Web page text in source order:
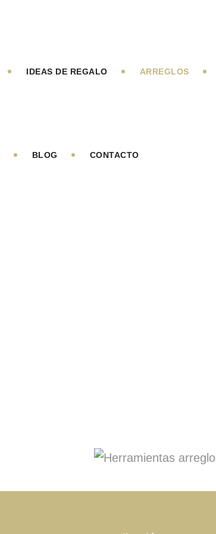
IDEAS DE REGALO ARREGLOS
BLOG CONTACTO